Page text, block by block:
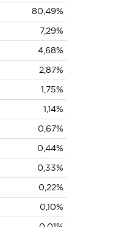
80,49%
7,29%
4,68%
2,87%
1,75%
1,14%
0,67%
0,44%
0,33%
0,22%
0,10%